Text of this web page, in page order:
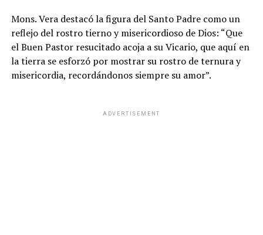
Mons. Vera destacó la figura del Santo Padre como un
reflejo del rostro tierno y misericordioso de Dios: “Que
el Buen Pastor resucitado acoja a su Vicario, que aquí en
la tierra se esforzó por mostrar su rostro de ternura y
misericordia, recordándonos siempre su amor”.
ADVERTISEMENT